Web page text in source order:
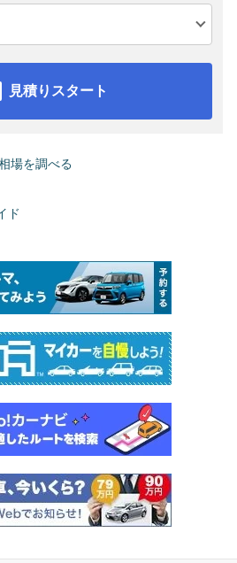
見積りスタート
場を調べる
ド